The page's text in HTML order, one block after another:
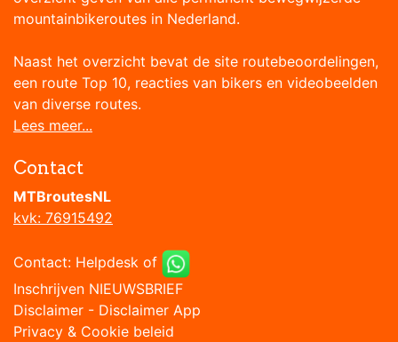
mountainbikeroutes in Nederland.
Naast het overzicht bevat de site routebeoordelingen,
een route Top 10, reacties van bikers en videobeelden
van diverse routes.
Lees meer...
Contact
MTBroutesNL
kvk: 76915492
Contact: Helpdesk of
Inschrijven NIEUWSBRIEF
Disclaimer - Disclaimer App
Privacy & Cookie beleid